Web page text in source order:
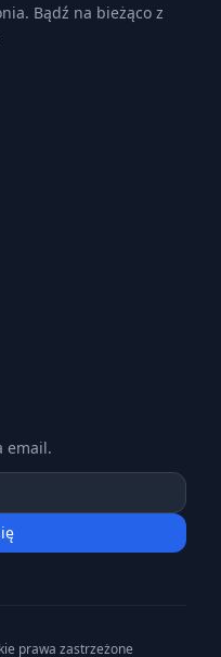
Bądź na bieżąco z
email.
prawa zastrzeżone